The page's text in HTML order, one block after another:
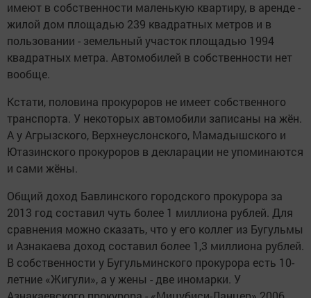
имеют в собственности маленькую квартиру, в аренде -
жилой дом площадью 239 квадратных метров и в
пользовании - земельный участок площадью 1994
квадратных метра. Автомобилей в собственности нет
вообще.
Кстати, половина прокуроров не имеет собственного
транспорта. У некоторых автомобили записаны на жён.
А у Агрызского, Верхнеуслонского, Мамадышского и
Ютазинского прокуроров в декларации не упоминаются
и сами жёны.
Общий доход Бавлинского городского прокурора за
2013 год составил чуть более 1 миллиона рублей. Для
сравнения можно сказать, что у его коллег из Бугульмы
и Азнакаева доход составил более 1,3 миллиона рублей.
В собственности у Бугульминского прокурора есть 10-
летние «Жигули», а у жены - две иномарки. У